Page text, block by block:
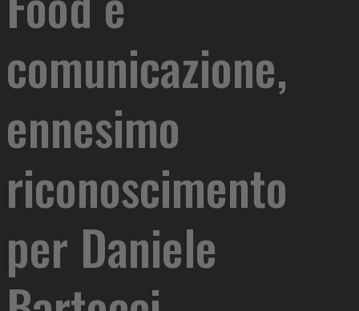
comunicazione,
ennesimo
riconoscimento
per Daniele